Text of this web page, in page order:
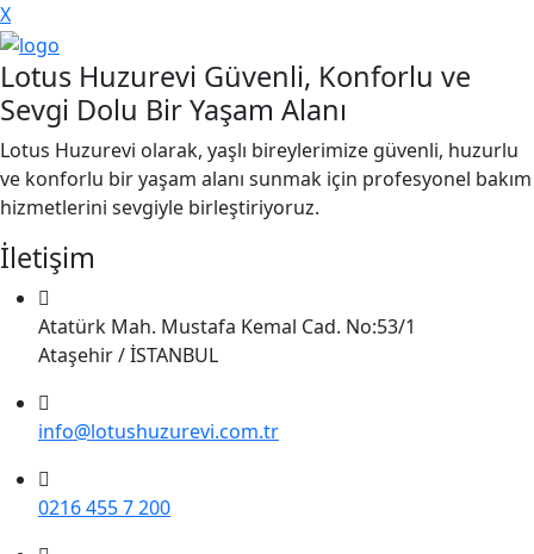
X
Lotus Huzurevi Güvenli, Konforlu ve
Sevgi Dolu Bir Yaşam Alanı
Lotus Huzurevi olarak, yaşlı bireylerimize güvenli, huzurlu
ve konforlu bir yaşam alanı sunmak için profesyonel bakım
hizmetlerini sevgiyle birleştiriyoruz.
İletişim
Atatürk Mah. Mustafa Kemal Cad. No:53/1
Ataşehir / İSTANBUL
info@lotushuzurevi.com.tr
0216 455 7 200